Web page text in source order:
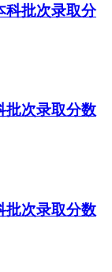
科批次录取分
批次录取分数
批次录取分数